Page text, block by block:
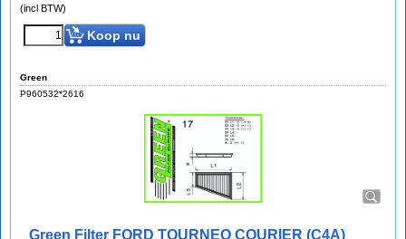
(incl BTW)
Koop nu
Green
P960532*2616
Green Filter FORD TOURNEO COURIER (C4A)